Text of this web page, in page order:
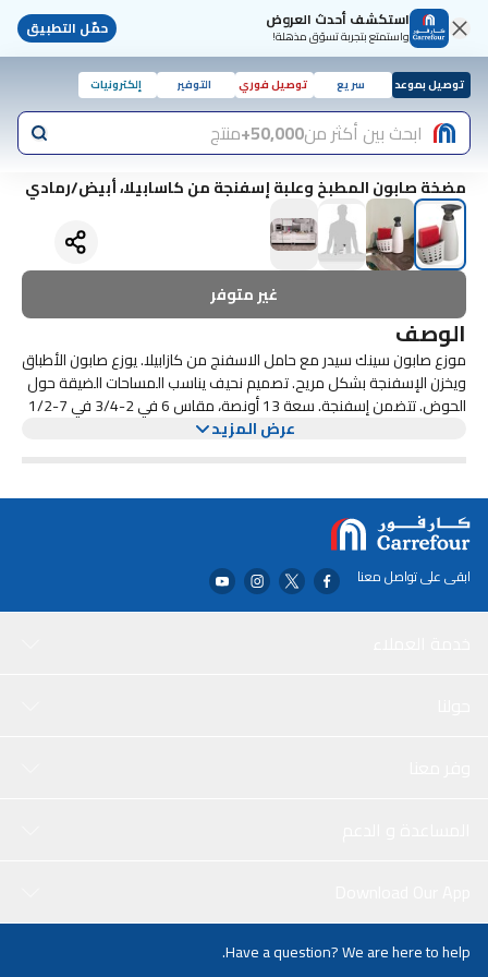
استكشف أحدث العروض
واستمتع بتجربة تسوّق مذهلة! حمّل التطبيق
توصيل بموعد سريع توصيل فوري التوفير إلكترونيات
ابحث بين أكثر من50,000+ منتج
مضخة صابون المطبخ وعلبة إسفنجة من كاسابيلا، أبيض/رمادي
غير متوفر
الوصف
موزع صابون سينك سيدر مع حامل الاسفنج من كازابيلا. يوزع صابون الأطباق
ويخزن الإسفنجة بشكل مريح. تصميم نحيف يناسب المساحات الضيقة حول
الحوض. تتضمن إسفنجة. سعة 13 أونصة، مقاس 6 في 2-3/4 في 7-1/2
بوصة. حصلت أدوات التنظيف كاسابيلا وإكسسوارات المطبخ والحمام
عرض المزيد
ابقى على تواصل معنا
Have a question? We are here to help.